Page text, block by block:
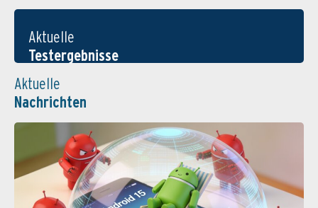
Aktuelle
Testergebnisse
Aktuelle
Nachrichten